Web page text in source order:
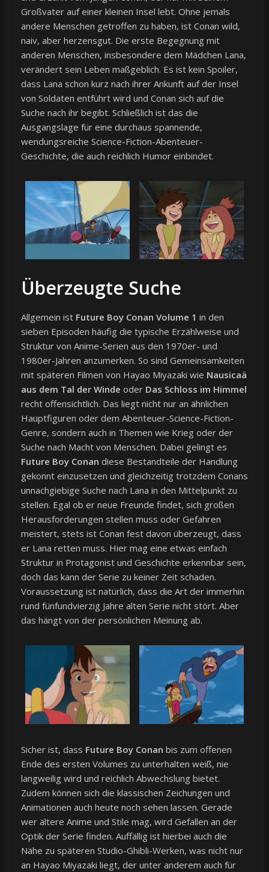
Großvater auf einer kleinen Insel lebt. Ohne jemals
andere Menschen getroffen zu haben, ist Conan wild,
naiv, aber herzensgut. Die erste Begegnung mit
anderen Menschen, insbesondere dem Mädchen Lana,
verändert sein Leben maßgeblich. Es ist kein Spoiler,
dass Lana schon kurz nach ihrer Ankunft auf der Insel
von Soldaten entführt wird und Conan sich auf die
Suche nach ihr begibt. Schließlich ist das die
Ausgangslage für eine durchaus spannende,
wendungsreiche Science-Fiction-Abenteuer-
Geschichte, die auch reichlich Humor einbindet.
Überzeugte Suche
Allgemein ist Future Boy Conan Volume 1 in den
sieben Episoden häufig die typische Erzählweise und
Struktur von Anime-Serien aus den 1970er- und
1980er-Jahren anzumerken. So sind Gemeinsamkeiten
mit späteren Filmen von Hayao Miyazaki wie Nausicaä
aus dem Tal der Winde oder Das Schloss im Himmel
recht offensichtlich. Das liegt nicht nur an ähnlichen
Hauptfiguren oder dem Abenteuer-Science-Fiction-
Genre, sondern auch in Themen wie Krieg oder der
Suche nach Macht von Menschen. Dabei gelingt es
Future Boy Conan diese Bestandteile der Handlung
gekonnt einzusetzen und gleichzeitig trotzdem Conans
unnachgiebige Suche nach Lana in den Mittelpunkt zu
stellen. Egal ob er neue Freunde findet, sich großen
Herausforderungen stellen muss oder Gefahren
meistert, stets ist Conan fest davon überzeugt, dass
er Lana retten muss. Hier mag eine etwas einfach
Struktur in Protagonist und Geschichte erkennbar sein,
doch das kann der Serie zu keiner Zeit schaden.
Voraussetzung ist natürlich, dass die Art der immerhin
rund fünfundvierzig Jahre alten Serie nicht stört. Aber
das hängt von der persönlichen Meinung ab.
Sicher ist, dass Future Boy Conan bis zum offenen
Ende des ersten Volumes zu unterhalten weiß, nie
langweilig wird und reichlich Abwechslung bietet.
Zudem können sich die klassischen Zeichungen und
Animationen auch heute noch sehen lassen. Gerade
wer ältere Anime und Stile mag, wird Gefallen an der
Optik der Serie finden. Auffällig ist hierbei auch die
Nähe zu späteren Studio-Ghibli-Werken, was nicht nur
an Hayao Miyazaki liegt, der unter anderem auch für